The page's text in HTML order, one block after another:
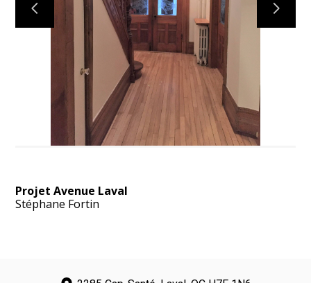
ACCUEIL
PROJETS
À PROPOS
CONTACT
Projet Avenue Laval
Stéphane Fortin